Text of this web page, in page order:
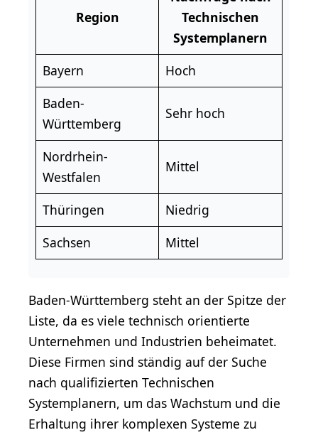
Region
Technischen
Systemplanern
Bayern
Hoch
Baden-
Württemberg
Sehr hoch
Nordrhein-
Westfalen
Mittel
Thüringen
Niedrig
Sachsen
Mittel
Baden-Württemberg steht an der Spitze der
Liste, da es viele technisch orientierte
Unternehmen und Industrien beheimatet.
Diese Firmen sind ständig auf der Suche
nach qualifizierten Technischen
Systemplanern, um das Wachstum und die
Erhaltung ihrer komplexen Systeme zu